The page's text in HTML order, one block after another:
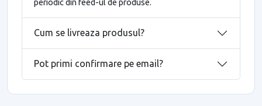
Cum se livreaza produsul?
Pot primi confirmare pe email?